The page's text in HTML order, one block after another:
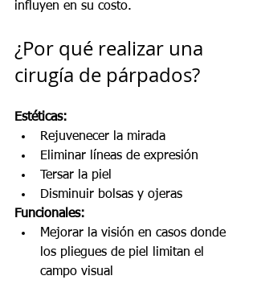
influyen en su costo.
¿Por qué realizar una
cirugía de párpados?
Estéticas:
Rejuvenecer la mirada
Eliminar líneas de expresión
Tersar la piel
Disminuir bolsas y ojeras
Funcionales:
Mejorar la visión en casos donde
los pliegues de piel limitan el
campo visual